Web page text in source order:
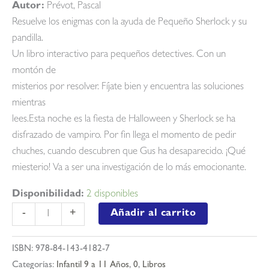
Autor: Prévot, Pascal
Resuelve los enigmas con la ayuda de Pequeño Sherlock y su
pandilla.
Un libro interactivo para pequeños detectives. Con un
montón de
misterios por resolver. Fíjate bien y encuentra las soluciones
mientras
lees.Esta noche es la fiesta de Halloween y Sherlock se ha
disfrazado de vampiro. Por fin llega el momento de pedir
chuches, cuando descubren que Gus ha desaparecido. ¡Qué
miesterio! Va a ser una investigación de lo más emocionante.
Disponibilidad: 2 disponibles
-
sherlock:
El
caso
+ Añadir al carrito
ISBN: 978-84-143-4182-7
Categorías: Infantil 9 a 11 Años, 0, Libros